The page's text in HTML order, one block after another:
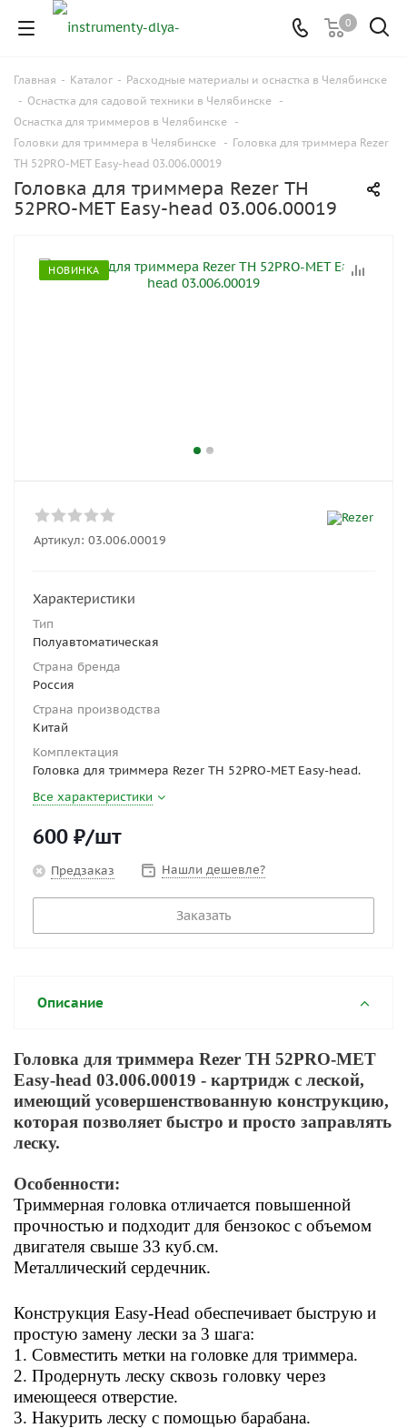
0
Главная - Каталог - Расходные материалы и оснастка в Челябинске
- Оснастка для садовой техники в Челябинске -
Оснастка для триммеров в Челябинске -
Головки для триммера в Челябинске - Головка для триммера Rezer
ТН 52PRO-MET Easy-head 03.006.00019
Головка для триммера Rezer ТН
52PRO-MET Easy-head 03.006.00019
НОВИНКА
Артикул: 03.006.00019
Характеристики
Тип
Полуавтоматическая
Страна бренда
Россия
Страна производства
Китай
Комплектация
Головка для триммера Rezer ТН 52PRO-MET Easy-head.
Все характеристики
600 ₽/шт
Предзаказ Нашли дешевле?
Заказать
Описание
Головка для триммера Rezer ТН 52PRO-MET
Easy-head 03.006.00019 - картридж с леской,
имеющий усовершенствованную конструкцию,
которая позволяет быстро и просто заправлять
леску.
Особенности:
Триммерная головка отличается повышенной
прочностью и подходит для бензокос с объемом
двигателя свыше 33 куб.см.
Металлический сердечник.
Конструкция Easy-Head обеспечивает быструю и
простую замену лески за 3 шага:
1. Совместить метки на головке для триммера.
2. Продернуть леску сквозь головку через
имеющееся отверстие.
3. Накурить леску с помощью барабана.